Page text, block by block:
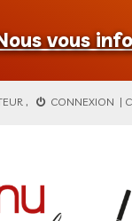
vous
, CONNEXION |